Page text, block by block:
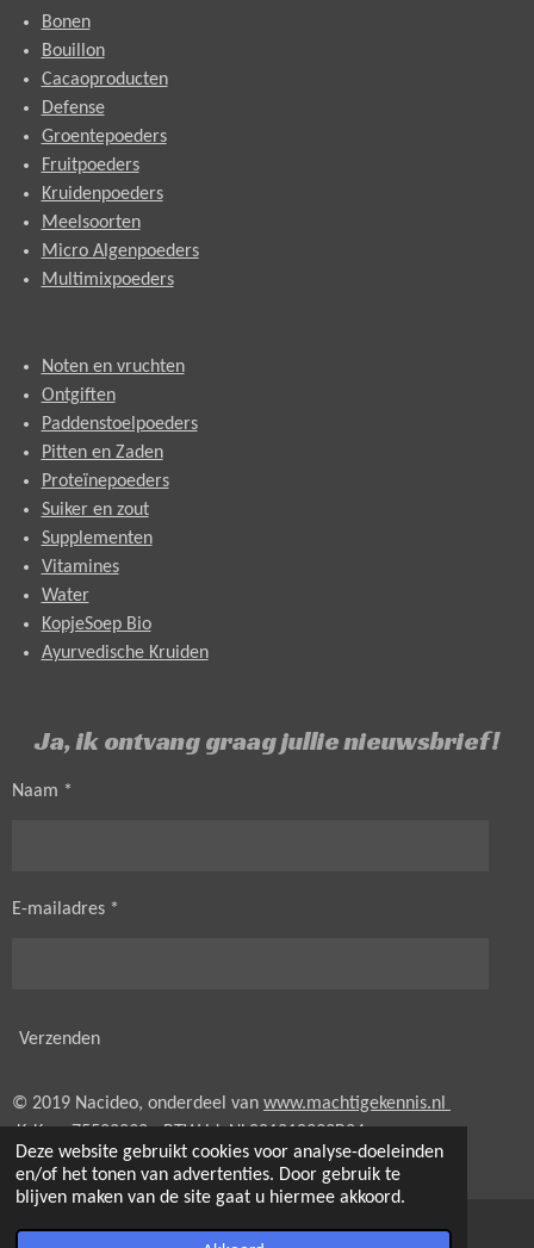
Deze website gebruikt cookies voor analyse-doeleinden
en/of het tonen van advertenties. Door gebruik te
blijven maken van de site gaat u hiermee akkoord.
Bonen
Bouillon
Cacaoproducten
Defense
Groentepoeders
Fruitpoeders
Kruidenpoeders
Meelsoorten
Micro Algenpoeders
Multimixpoeders
Noten en vruchten
Ontgiften
Paddenstoelpoeders
Pitten en Zaden
Proteïnepoeders
Suiker en zout
Supplementen
Vitamines
Water
KopjeSoep Bio
Ayurvedische Kruiden
Ja, ik ontvang graag jullie nieuwsbrief!
Naam *
E-mailadres *
Verzenden
© 2019 Nacideo, onderdeel van www.machtigekennis.nl
KvK nr. 75522292 - BTW id.NL001210393B24
Powered byJouwWeb